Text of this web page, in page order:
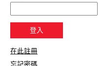
在此註冊
忘記密碼